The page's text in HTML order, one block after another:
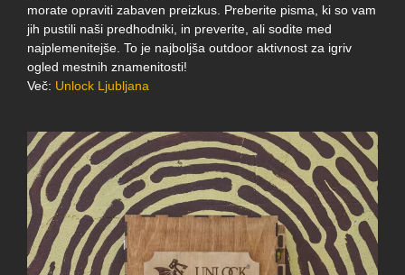
morate opraviti zabaven preizkus. Preberite pisma, ki so vam
jih pustili naši predhodniki, in preverite, ali sodite med
najplemenitejše. To je najboljša outdoor aktivnost za igriv
ogled mestnih znamenitosti!
Več: Unlock Ljubljana